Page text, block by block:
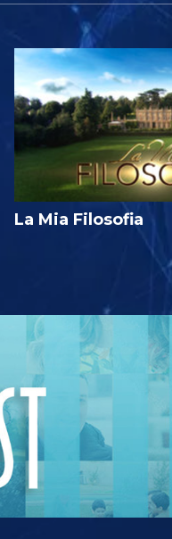
La Mia Filosofia